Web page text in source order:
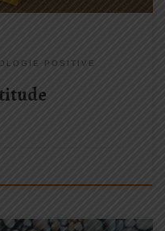
POSITIVE